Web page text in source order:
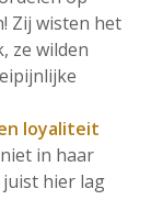
Zij wisten het
ze wilden
loyaliteit
in haar
juist hier lag